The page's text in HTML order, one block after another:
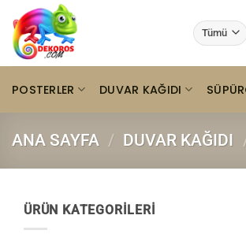
İçeriğe
atla
POSTERLER DUVAR KAĞIDI
ANA SAYFA / DUVAR KAĞIDI
ÜRÜN KATEGORILERI